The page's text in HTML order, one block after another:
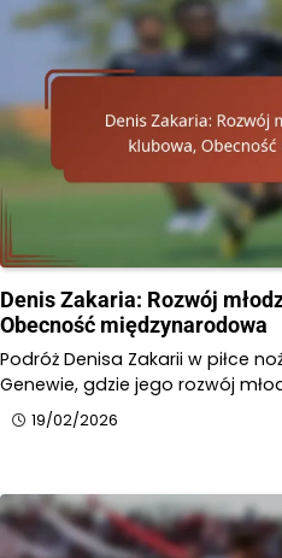
Denis Zakaria: Rozwój
Obecność międzynarodowa
Podróż Denisa Zakarii w piłce
Genewie, gdzie jego rozwój
19/02/2026